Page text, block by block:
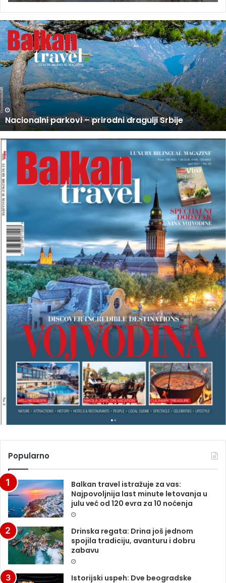
U
P
R
O
D
A
J
I
N
O
V
I
B
R
O
J
B
A
L
A
U PRODAJI NOVI BROJ BALKAN TRAVEL MAGAZINA
Popularno
Balkan travel istražuje za vas:
Najpovoljnija last minute letovanja u
julu već od 120 evra za 10 noćenja
Drinska regata: Drina još jednom
spojila tradiciju, avanturu i dobru
zabavu
Istorijski uspeh: Dve beogradske